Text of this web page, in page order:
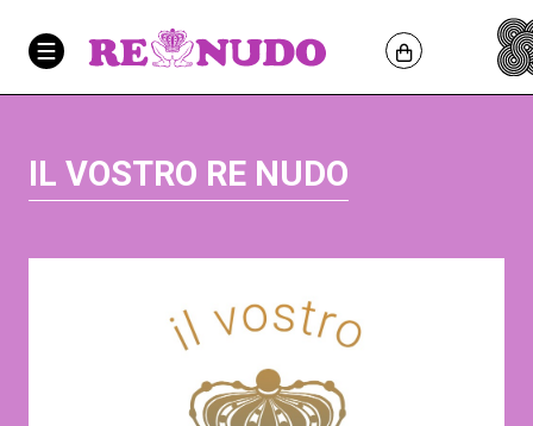
IL VOSTRO RE NUDO